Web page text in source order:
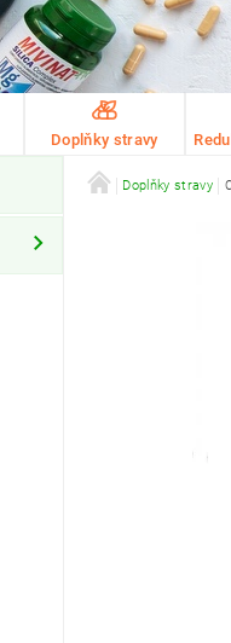
Doplňky stravy
Doplňky stravy